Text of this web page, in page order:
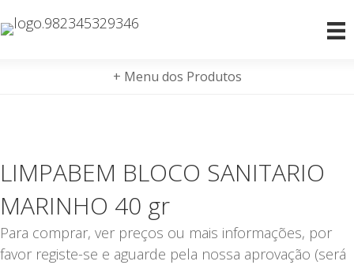
+ Menu dos Produtos
LIMPABEM BLOCO SANITARIO
MARINHO 40 gr
Para comprar, ver preços ou mais informações, por
favor registe-se e aguarde pela nossa aprovação (será